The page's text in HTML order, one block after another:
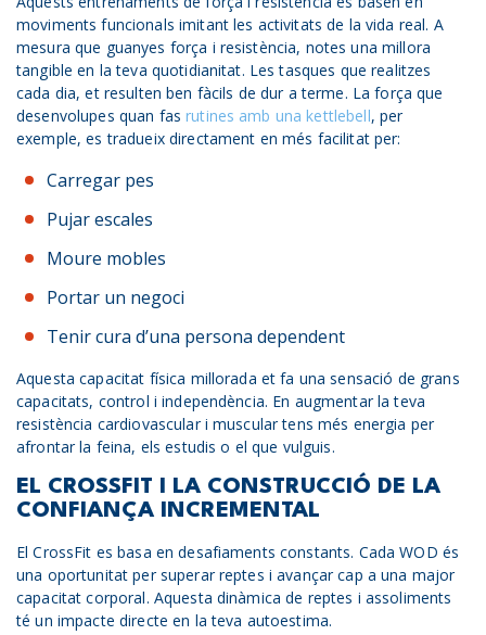
moviments funcionals imitant les activitats de la vida real. A
mesura que guanyes força i resistència, notes una millora
tangible en la teva quotidianitat. Les tasques que realitzes
cada dia, et resulten ben fàcils de dur a terme. La força que
desenvolupes quan fasrutines amb una kettlebell, per
exemple, es tradueix directament en més facilitat per:
Carregar pes
Pujar escales
Moure mobles
Portar un negoci
Tenir cura d’una persona dependent
Aquesta capacitat física millorada et fa una sensació de grans
capacitats, control i independència. En augmentar la teva
resistència cardiovascular i muscular tens més energia per
afrontar la feina, els estudis o el que vulguis.
EL CROSSFIT I LA CONSTRUCCIÓ DE LA
CONFIANÇA INCREMENTAL
El CrossFit es basa en desafiaments constants. Cada WOD és
una oportunitat per superar reptes i avançar cap a una major
capacitat corporal. Aquesta dinàmica de reptes i assoliments
té un impacte directe en la teva autoestima.